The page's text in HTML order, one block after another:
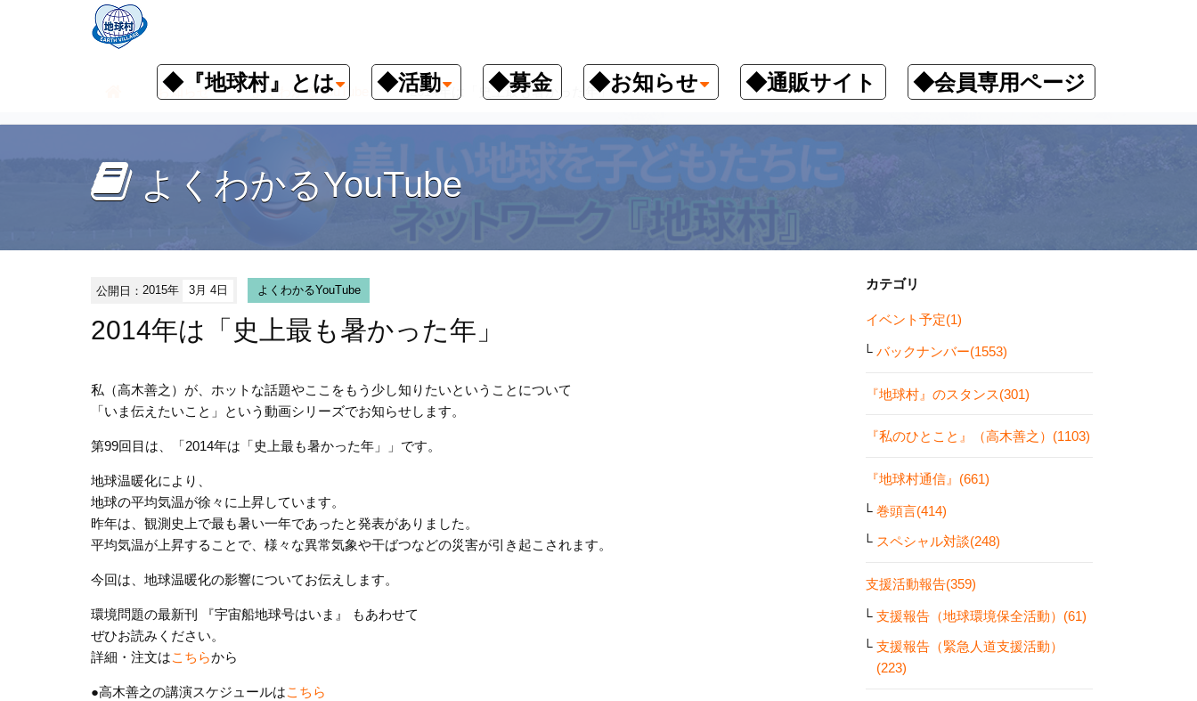
◆『地球村』とは ◆活動 ◆募金 ◆お知らせ ◆通販サイト ◆会員専用ページ
お知らせ よくわかるYouTube 2014年は「史上最も暑かった年」
よくわかるYouTube
公開日：2015年 3月 4日 よくわかるYouTube
2014年は「史上最も暑かった年」
私（高木善之）が、ホットな話題やここをもう少し知りたいということについて
「いま伝えたいこと」という動画シリーズでお知らせします。
第99回目は、「2014年は「史上最も暑かった年」」です。
地球温暖化により、
地球の平均気温が徐々に上昇しています。
昨年は、観測史上で最も暑い一年であったと発表がありました。
平均気温が上昇することで、様々な異常気象や干ばつなどの災害が引き起こされます。
今回は、地球温暖化の影響についてお伝えします。
環境問題の最新刊 『宇宙船地球号はいま』 もあわせて
ぜひお読みください。
詳細・注文はこちらから
●高木善之の講演スケジュールはこちら
カテゴリ
イベント予定(1)
バックナンバー(1553)
『地球村』のスタンス(301)
『私のひとこと』（高木善之）(1103)
『地球村通信』(661)
巻頭言(414)
スペシャル対談(248)
支援活動報告(359)
支援報告（地球環境保全活動）(61)
支援報告（緊急人道支援活動）
(223)